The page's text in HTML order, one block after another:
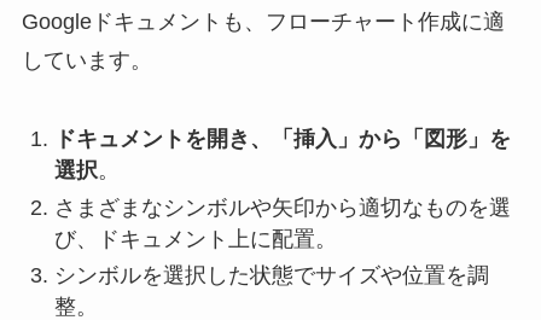
Googleドキュメントも、フローチャート作成に適
しています。
ドキュメントを開き、「挿入」から「図形」を
選択。
さまざまなシンボルや矢印から適切なものを選
び、ドキュメント上に配置。
シンボルを選択した状態でサイズや位置を調
整。